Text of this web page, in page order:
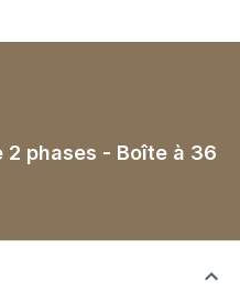
phases - Boîte à 36